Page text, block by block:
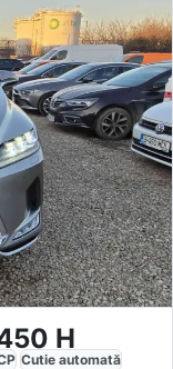
H
Cutie automată